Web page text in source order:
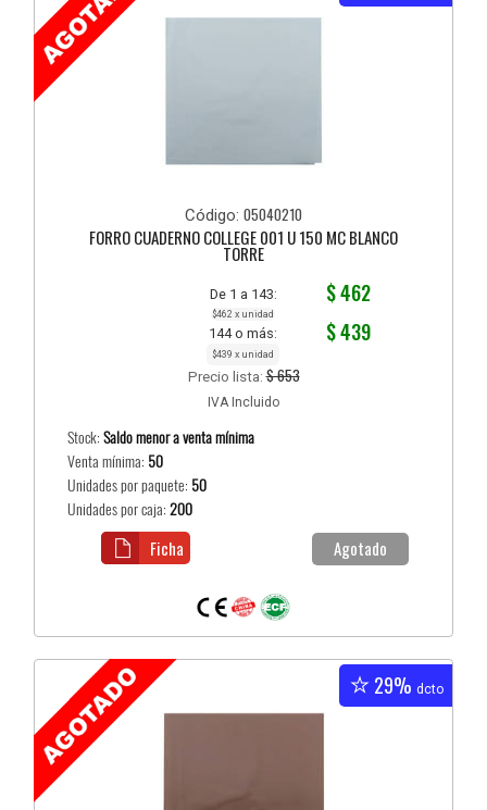
Código: 05040210
FORRO CUADERNO COLLEGE 001 U 150 MC BLANCO
TORRE
De 1 a 143: $ 462
$462 x unidad
144 o más: $ 439
$439 x unidad
Precio lista:$ 653
IVA Incluido
Stock:Saldo menor a venta mínima
Venta mínima: 50
Unidades por paquete: 50
Unidades por caja:200
Agotado
Ficha
29% dcto